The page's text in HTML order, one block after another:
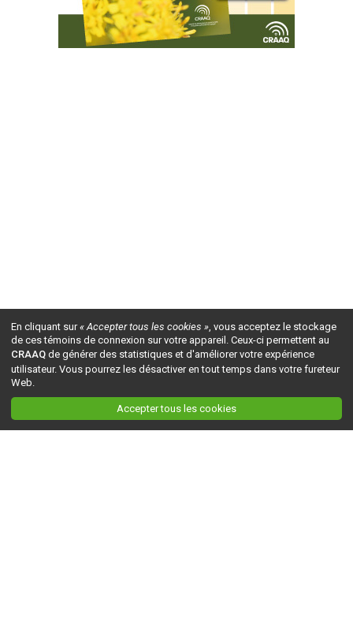
En cliquant sur« Accepter tous les cookies », vous acceptez le stockage
de ces témoins de connexion sur votre appareil. Ceux-ci permettent au
CRAAQ de générer des statistiques et d'améliorer votre expérience
utilisateur. Vous pourrez les désactiver en tout temps dans votre fureteur
Web.
Accepter tous les cookies